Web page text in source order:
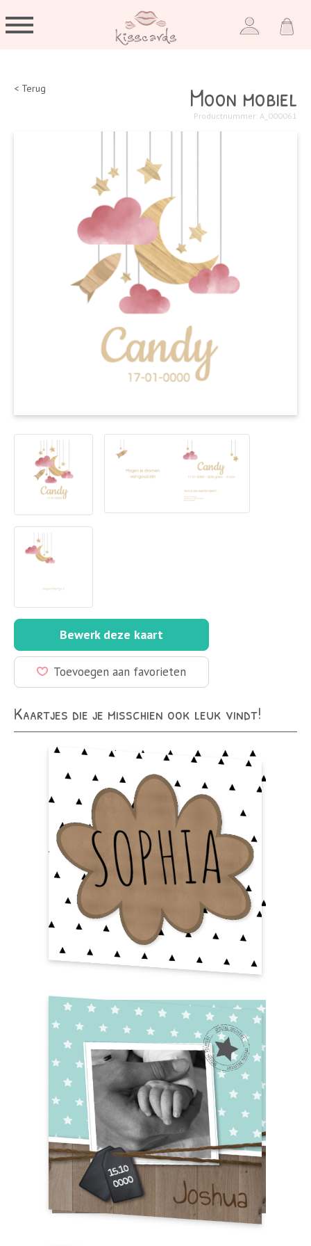
< Terug Moon mobiel
Productnummer: A_000061
Bewerk deze kaart
Toevoegen aan favorieten
Kaartjes die je misschien ook leuk vindt!